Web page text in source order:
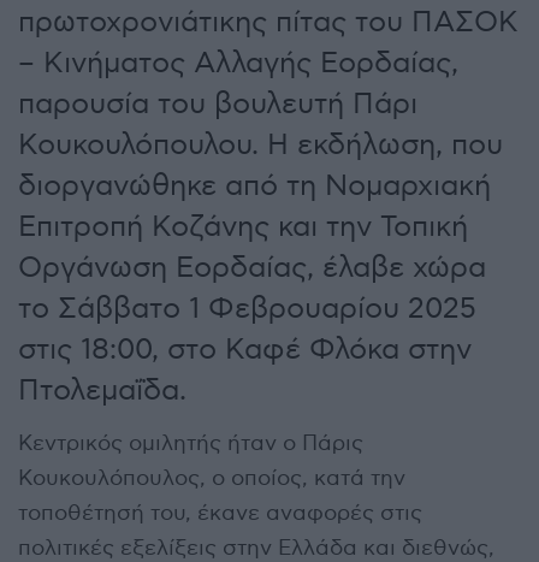
πρωτοχρονιάτικης πίτας του ΠΑΣΟΚ
– Κινήματος Αλλαγής Εορδαίας,
παρουσία του βουλευτή Πάρι
Κουκουλόπουλου. Η εκδήλωση, που
διοργανώθηκε από τη Νομαρχιακή
Επιτροπή Κοζάνης και την Τοπική
Οργάνωση Εορδαίας, έλαβε χώρα
το Σάββατο 1 Φεβρουαρίου 2025
στις 18:00, στο Καφέ Φλόκα στην
Πτολεμαΐδα.
Κεντρικός ομιλητής ήταν ο Πάρις
Κουκουλόπουλος, ο οποίος, κατά την
τοποθέτησή του, έκανε αναφορές στις
πολιτικές εξελίξεις στην Ελλάδα και διεθνώς,